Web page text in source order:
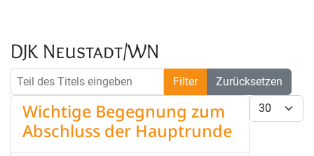
DJK Neustadt/WN
Teil des Titels eingeben
Filter Zurücksetzen
Anzeige #
Wichtige Begegnung zum
Abschluss der Hauptrunde